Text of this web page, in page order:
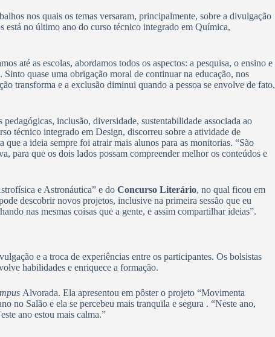
nos quais os temas versaram, principalmente, sobre a divulgação
está no último ano do curso técnico integrado em Química,
até as escolas, abordamos todos os aspectos: a pesquisa, o ensino e
quase uma obrigação moral de continuar na educação, nos
transforma e a exclusão diminui quando a pessoa se envolve de fato,
inclusão, diversidade, sustentabilidade associada ao
técnico integrado em Design, discorreu sobre a atividade de
a ideia sempre foi atrair mais alunos para as monitorias. “São
para que os dois lados possam compreender melhor os conteúdos e
e Astronáutica” e do Concurso Literário, no qual ficou em
descobrir novos projetos, inclusive na primeira sessão que eu
nas mesmas coisas que a gente, e assim compartilhar ideias”.
e a troca de experiências entre os participantes. Os bolsistas
habilidades e enriquece a formação.
Alvorada. Ela apresentou em pôster o projeto “Movimenta
no Salão e ela se percebeu mais tranquila e segura . “Neste ano,
ano estou mais calma.”